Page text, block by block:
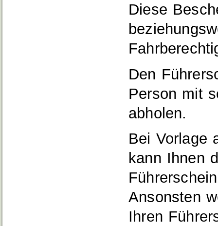
Diese
Den
Person mit
abholen.
Bei Vorlage
kann Ihnen
Ansonsten
Ihren